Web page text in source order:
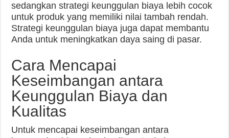
sedangkan strategi keunggulan biaya lebih cocok
untuk produk yang memiliki nilai tambah rendah.
Strategi keunggulan biaya juga dapat membantu
Anda untuk meningkatkan daya saing di pasar.
Cara Mencapai
Keseimbangan antara
Keunggulan Biaya dan
Kualitas
Untuk mencapai keseimbangan antara